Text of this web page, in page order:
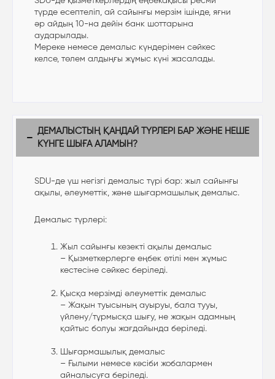
түрде есептеліп, ай сайынғы мерзім ішінде, яғни
әр айдың 10-на дейін банк шоттарына
аударылады.
Мереке немесе демалыс күндерімен сәйкес
келсе, төлем алдыңғы жұмыс күні жасалады.
ДЕМАЛЫСТЫҢ ҚАНДАЙ ТҮРЛЕРІ БАР ЖӘНЕ НЕШЕ
КҮНГЕ ШЫҒА АЛАМЫН?
SDU-де үш негізгі демалыс түрі бар: жыл сайынғы
ақылы, әлеуметтік, және шығармашылық демалыс.
Демалыс түрлері:
Жыл сайынғы кезекті ақылы демалыс
– Қызметкерлерге еңбек өтілі мен жұмыс
кестесіне сәйкес беріледі.
Қысқа мерзімді әлеуметтік демалыс
– Жақын туысының ауыруы, бала тууы,
үйлену/тұрмысқа шығу, не жақын адамның
қайтыс болуы жағдайында беріледі.
Шығармашылық демалыс
– Ғылыми немесе кәсіби жобалармен
айналысуға беріледі.